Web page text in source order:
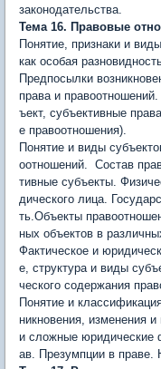
законодательства.
Тема 16. Правовые
Понятие, признаки и
как особая
Предпосылки
права и
ъект, субъективные
е правоотношения).
Понятие и виды
оотношений. Состав
тивные субъекты.
дического лица.
ть.Объекты
ных объектов в
Фактическое и
е, структура и виды
ческого содержания
Понятие и
никновения, изменения
и сложные юридические
ав. Презумпции в праве.